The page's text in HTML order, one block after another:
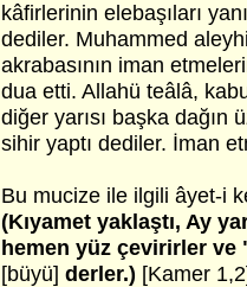
kâfirlerinin elebaşıları
dediler. Muhammed
akrabasının iman
dua etti. Allahü teâlâ,
diğer yarısı başka
sihir yaptı dediler. İman
Bu mucize ile ilgili âyet-i
(Kıyamet yaklaştı, Ay
hemen yüz çevirirler
[büyü] derler.) [Kamer